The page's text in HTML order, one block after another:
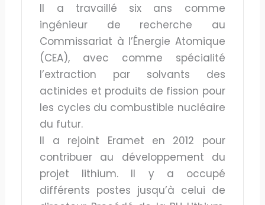
Il a travaillé six ans comme
ingénieur de recherche au
Commissariat à l’Énergie Atomique
(CEA), avec comme spécialité
l’extraction par solvants des
actinides et produits de fission pour
les cycles du combustible nucléaire
du futur.
Il a rejoint Eramet en 2012 pour
contribuer au développement du
projet lithium. Il y a occupé
différents postes jusqu’à celui de